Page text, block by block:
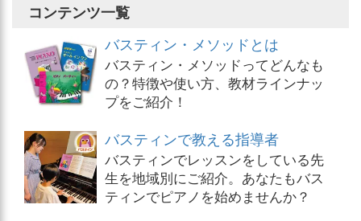
コンテンツ一覧
バスティン・メソッドとは
バスティン・メソッドってどんなも
の？特徴や使い方、教材ラインナッ
プをご紹介！
バスティンで教える指導者
バスティンでレッスンをしている先
生を地域別にご紹介。あなたもバス
ティンでピアノを始めませんか？